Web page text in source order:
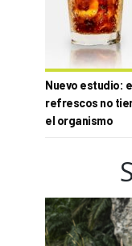
Nuevo estudio:
refrescos no
el organismo